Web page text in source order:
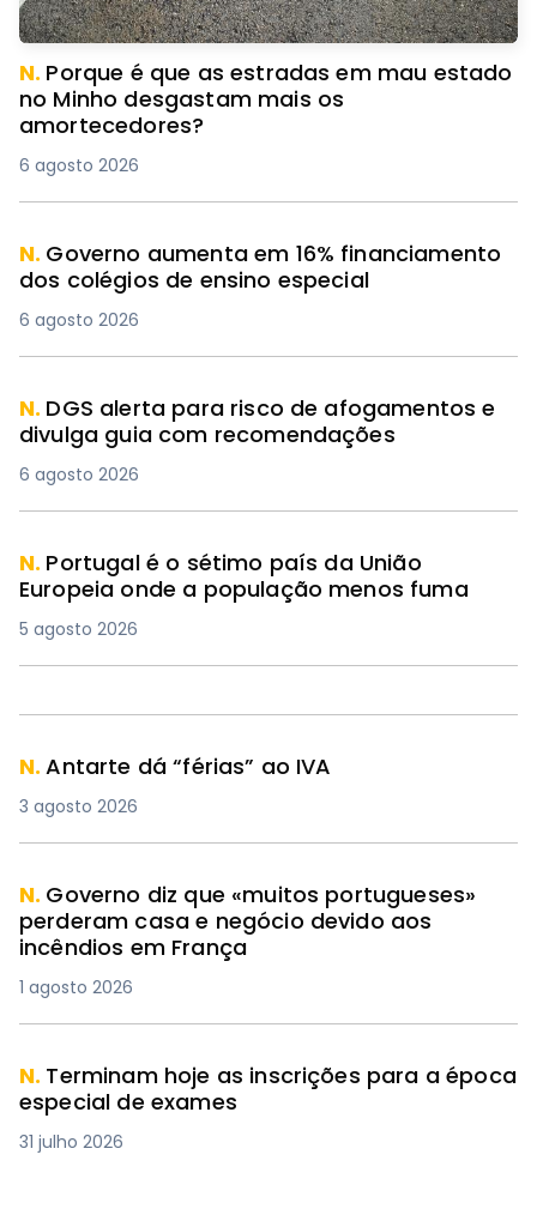
N. Porque é que as estradas em mau estado
no Minho desgastam mais os
amortecedores?
6 agosto 2026
N. Governo aumenta em 16% financiamento
dos colégios de ensino especial
6 agosto 2026
N. DGS alerta para risco de afogamentos e
divulga guia com recomendações
6 agosto 2026
N. Portugal é o sétimo país da União
Europeia onde a população menos fuma
5 agosto 2026
N.Antarte dá “férias” ao IVA
3 agosto 2026
N. Governo diz que «muitos portugueses»
perderam casa e negócio devido aos
incêndios em França
1 agosto 2026
N. Terminam hoje as inscrições para a época
especial de exames
31 julho 2026